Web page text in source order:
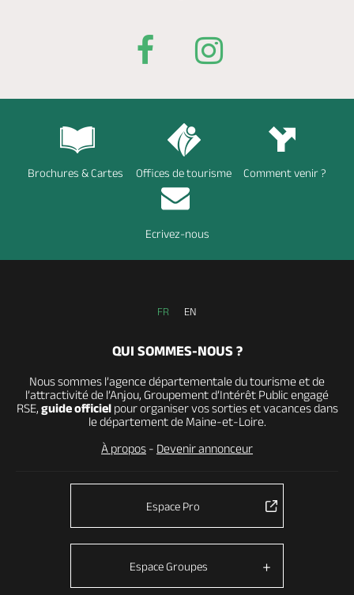
Brochures & Cartes Offices de tourisme Comment venir ?
Ecrivez-nous
FR EN
QUI SOMMES-NOUS ?
Nous sommes l’agence départementale du tourisme et de
l’attractivité de l’Anjou, Groupement d’Intérêt Public engagé
RSE, guide officielpour organiser vos sorties et vacances dans
le département de Maine-et-Loire.
À propos - Devenir annonceur
Espace Pro
Espace Groupes